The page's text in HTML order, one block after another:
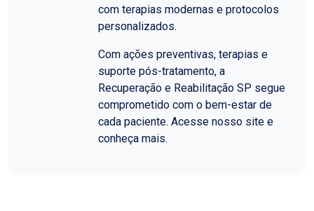
com terapias modernas e protocolos
personalizados.
Com ações preventivas, terapias e
suporte pós-tratamento, a
Recuperação e Reabilitação SP segue
comprometido com o bem-estar de
cada paciente. Acesse nosso site e
conheça mais.